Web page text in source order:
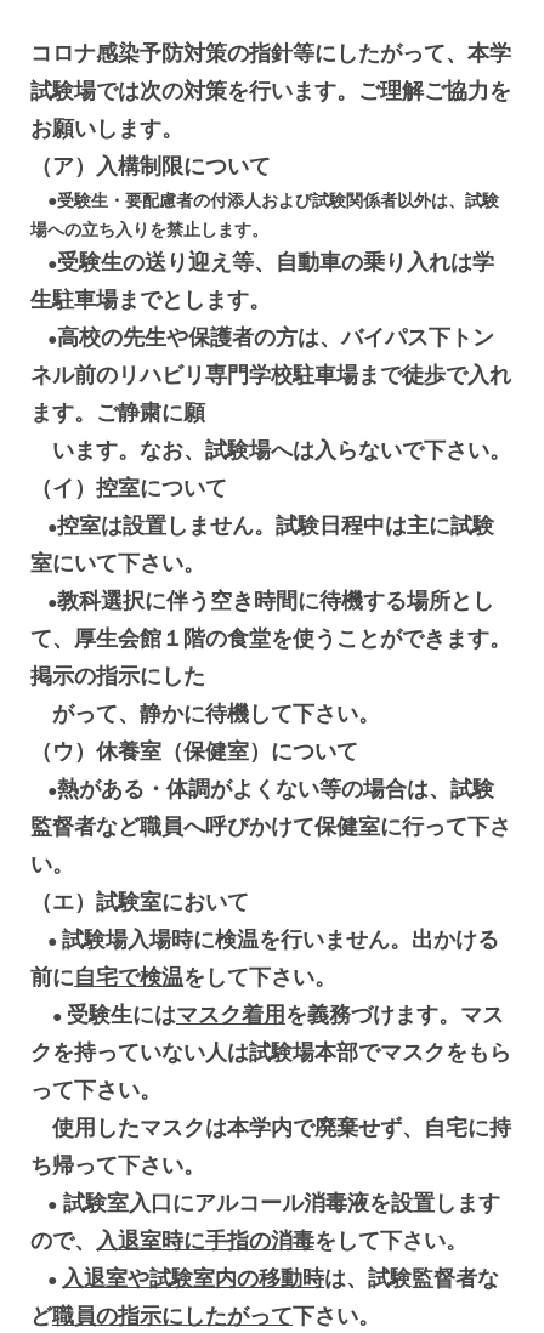
コロナ感染予防対策の指針等にしたがって、本学
試験場では次の対策を行います。ご理解ご協力を
お願いします。
（ア）入構制限について
●受験生・要配慮者の付添人および試験関係者以外は、試験
場への立ち入りを禁止します。
●受験生の送り迎え等、自動車の乗り入れは学
生駐車場までとします。
●高校の先生や保護者の方は、バイパス下トン
ネル前のリハビリ専門学校駐車場まで徒歩で入れ
ます。ご静粛に願
います。なお、試験場へは入らないで下さい。
（イ）控室について
●控室は設置しません。試験日程中は主に試験
室にいて下さい。
●教科選択に伴う空き時間に待機する場所とし
て、厚生会館１階の食堂を使うことができます。
掲示の指示にした
がって、静かに待機して下さい。
（ウ）休養室（保健室）について
●熱がある・体調がよくない等の場合は、試験
監督者など職員へ呼びかけて保健室に行って下さ
い。
（エ）試験室において
● 試験場入場時に検温を行いません。出かける
前に自宅で検温をして下さい。
● 受験生にはマスク着用 を義務づけます。マス
クを持っていない人は試験場本部でマスクをもら
って下さい。
使用したマスクは本学内で廃棄せず、自宅に持
ち帰って下さい。
● 試験室入口にアルコール消毒液を設置します
ので、 入退室時に手指の消毒をして下さい。
● 入退室や試験室内の移動時は、試験監督者な
ど職員の指示にしたがって下さい。